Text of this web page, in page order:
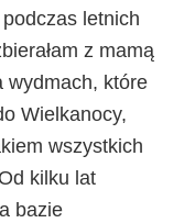
letnich
z mamą
wydmach, które
Wielkanocy,
wszystkich
kilku lat
bazie